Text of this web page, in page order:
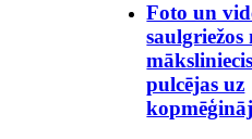
Foto un
saulgriežos
pulcējas uz